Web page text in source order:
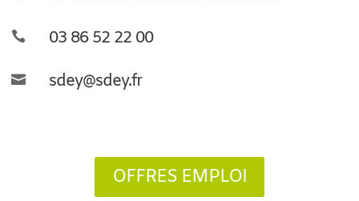
 03 86 52 22 00
 sdey@sdey.fr
OFFRES EMPLOI